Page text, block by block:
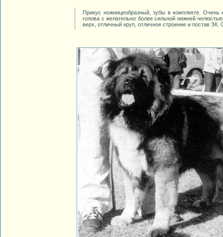
Прикус ножницеобразный, зубы в комплекте. Очень
голова с желательно более сильной нижней
верх, отличный круп, отличное строение и постав